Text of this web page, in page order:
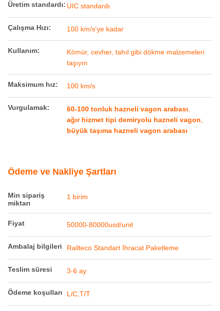
Üretim standardı: UIC standardı
Çalışma Hızı: 100 km/s'ye kadar
Kullanım:
Kömür, cevher, tahıl gibi dökme malzemeleri
taşıyın
Maksimum hız: 100 km/s
Vurgulamak: 60-100 tonluk hazneli vagon arabası
ağır hizmet tipi demiryolu hazneli vagon
büyük taşıma hazneli vagon arabası
Ödeme ve Nakliye Şartları
Min sipariş
miktarı
1 birim
Fiyat 50000-80000usd/unit
Ambalaj bilgileri Railteco Standart İhracat Paketleme
Teslim süresi 3-6 ay
Ödeme koşulları L/C,T/T